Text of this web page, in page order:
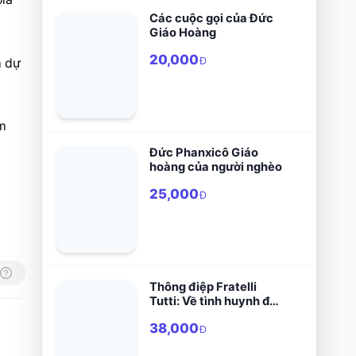
dự
tôi mang lại!
Các cuộc gọi của Đức
Giáo Hoàng
20,000Đ
Đức Phanxicô Giáo
hoàng của người nghèo
25,000Đ
Thông điệp Fratelli
Tutti: Về tình huynh đệ
38,000Đ